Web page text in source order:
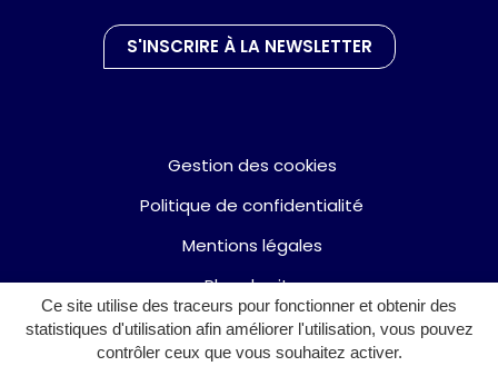
Ce site utilise des traceurs pour fonctionner et obtenir des
statistiques d'utilisation afin améliorer l'utilisation, vous pouvez
contrôler ceux que vous souhaitez activer.
S'INSCRIRE À LA NEWSLETTER
Gestion des cookies
Politique de confidentialité
Mentions légales
Plan du site
Accessibilité : partiellement conforme